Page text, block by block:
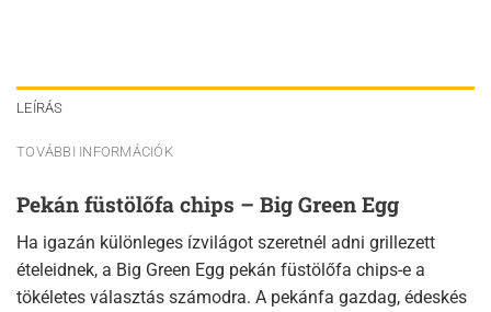
LEÍRÁS
TOVÁBBI INFORMÁCIÓK
Pekán füstölőfa chips – Big Green Egg
Ha igazán különleges ízvilágot szeretnél adni grillezett
ételeidnek, a Big Green Egg pekán füstölőfa chips-e a
tökéletes választás számodra. A pekánfa gazdag, édeskés